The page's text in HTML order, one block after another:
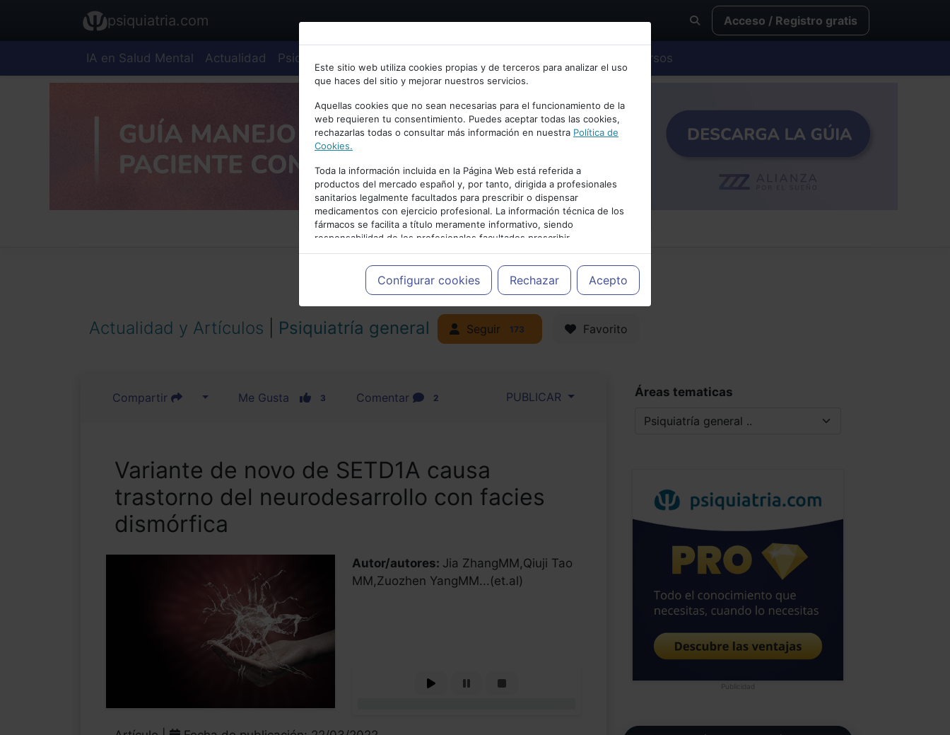
Bienvenid@ a psiquiatria.com
Escribe tu Email
Accede o regístrate con tu email.
Cancelar
psiquiatria.com Acceso / Registro gratis
IA en Salud Mental Actualidad Psiquiatría Cursos
Este sitio web utiliza cookies propias y de terceros para analizar el uso
que haces del sitio y mejorar nuestros servicios.
Aquellas cookies que no sean necesarias para el funcionamiento de la
web requieren tu consentimiento. Puedes aceptar todas las cookies,
rechazarlas todas o consultar más información en nuestra Política de
Cookies.
Toda la información incluida en la Página Web está referida a
productos del mercado español y, por tanto, dirigida a profesionales
sanitarios legalmente facultados para prescribir o dispensar
medicamentos con ejercicio profesional. La información técnica de los
fármacos se facilita a título meramente informativo, siendo
responsabilidad de los profesionales facultados prescribir
medicamentos y decidir, en cada caso concreto, el tratamiento más
adecuado a las necesidades del paciente.
Configurar cookies Rechazar Acepto
PUBLICIDAD
Actualidad y Artículos Psiquiatría general Seguir 173 Favorito
Compartir Me Gusta 3 Comentar 2 PUBLICAR
Variante de novo de SETD1A causa
trastorno del neurodesarrollo con facies
dismórfica
Autor/autores: Jia ZhangMM,Qiuji Tao
MM,Zuozhen YangMM...(et.al)
Áreas tematicas
Publicidad